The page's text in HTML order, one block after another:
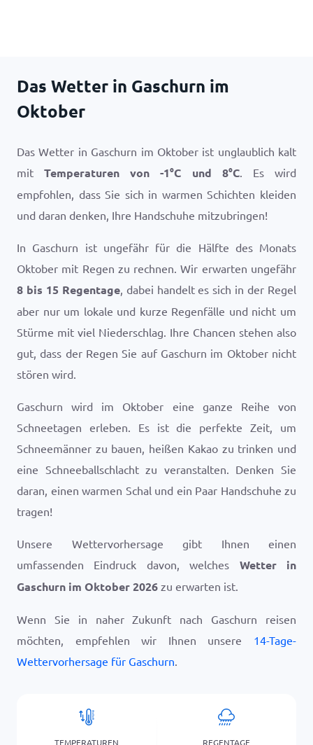
Das Wetter in Gaschurn im
Oktober
Das Wetter in Gaschurn im Oktober ist unglaublich kalt
mitTemperaturen von-1°C und 8°C. Es wird
empfohlen, dass Sie sich in warmen Schichten kleiden
und daran denken, Ihre Handschuhe mitzubringen!
In Gaschurn ist ungefähr für die Hälfte des Monats
Oktober mit Regen zu rechnen. Wir erwarten ungefähr
8 bis 15 Regentage, dabei handelt es sich in der Regel
aber nur um lokale und kurze Regenfälle und nicht um
Stürme mit viel Niederschlag. Ihre Chancen stehen also
gut, dass der Regen Sie auf Gaschurn im Oktober nicht
stören wird.
Gaschurn wird im Oktober eine ganze Reihe von
Schneetagen erleben. Es ist die perfekte Zeit, um
Schneemänner zu bauen, heißen Kakao zu trinken und
eine Schneeballschlacht zu veranstalten. Denken Sie
daran, einen warmen Schal und ein Paar Handschuhe zu
tragen!
Unsere Wettervorhersage gibt Ihnen einen
umfassenden Eindruck davon, welches Wetter in
Gaschurn im Oktober 2026 zu erwarten ist.
Wenn Sie in naher Zukunft nach Gaschurn reisen
möchten, empfehlen wir Ihnen unsere 14-Tage-
Wettervorhersage für Gaschurn.
TEMPERATUREN REGENTAGE